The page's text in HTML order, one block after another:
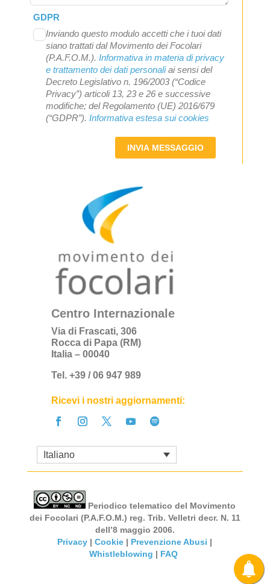
GDPR
Inviando questo modulo accetti che i tuoi dati
siano trattati dal Movimento dei Focolari
(P.A.F.O.M.). Informativa in materia di privacy
e trattamento dei dati personaliai sensi del
Decreto Legislativo n. 196/2003 (“Codice
Privacy”) articoli 13, 23 e 26 e successive
modifiche; del Regolamento (UE) 2016/679
(“GDPR”). Informativa estesa sui cookies
INVIA MESSAGGIO
Centro Internazionale
Via di Frascati, 306
Rocca di Papa (RM)
Italia – 00040
Tel. +39 / 06 947 989
Ricevi i nostri aggiornamenti:
Italiano
Periodico telematico del Movimento
dei Focolari (P.A.F.O.M.) reg. Trib. Velletri decr. N. 11
dell’8 maggio 2006.
Privacy |Cookie | Prevenzione Abusi |
Whistleblowing | FAQ